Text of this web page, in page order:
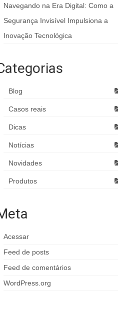
Navegando na Era Digital: Como a
Segurança Invisível Impulsiona a
Inovação Tecnológica
Blog
Casos reais
Dicas
Notícias
Novidades
Produtos
Acessar
Feed de posts
Feed de comentários
WordPress.org